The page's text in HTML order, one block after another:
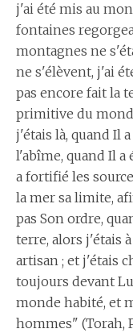
j'ai été mis au
fontaines
montagnes ne
ne s'élèvent, j'ai
pas encore fait la
primitive du
j'étais là, quand Il
l'abîme, quand Il a
a fortifié les
la mer sa limite,
pas Son ordre,
terre, alors j'étais
artisan ; et j'étais
toujours devant
monde habité, et
hommes" (Torah,